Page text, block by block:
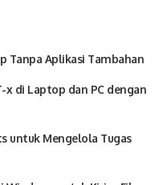
Tanpa Aplikasi Tambahan
x di Laptop dan PC dengan
untuk Mengelola Tugas